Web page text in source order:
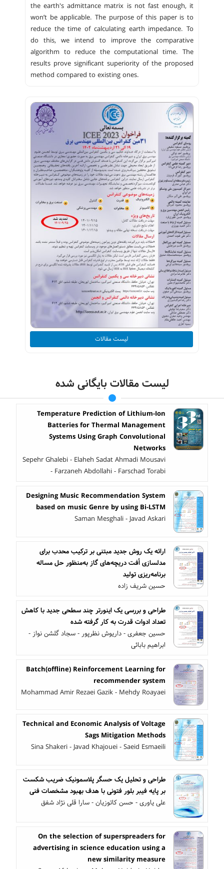
the earth's admittance matrix is ​​not fast enough, it
won’t be applicable. The purpose of this paper is to
reduce the time of calculating earth impedance. To
do this, we intend to improve the comparative
algorithm to reduce the computational time. The
results prove significant superiority of the proposed
method compared to existing ones.
لیست مقالات
لیست مقالات بایگانی شده
Temperature Prediction of Lithium-Ion
Batteries for Thermal Management
Systems Using Graph Convolutional
Networks
Sepehr Ghalebi - Elaheh Sadat Ahmadi Mousavi
- Farzaneh Abdollahi - Farschad Torabi
Designing Music Recommendation System
based on music Genre by using Bi-LSTM
Saman Mesghali - Javad Askari
ارائه یک روش جدید مبتنی بر ترکیب محدب برای
مدلسازی اُفت دریچه‌های گاز به‌منظور حل مساله
برنامه‌ریزی تولید
حسین شریف زاده
طراحی و بررسی یک اینورتر چند سطحی جدید با کاهش
تعداد ادوات قدرت به کار گرفته شده
حسین جعفری - داریوش نظرپور - سجاد گلشن نواز -
ابراهیم بابائی
Batch(offline) Reinforcement Learning for
recommender system
Mohammad Amir Rezaei Gazik - Mehdy Roayaei
Technical and Economic Analysis of Voltage
Sags Mitigation Methods
Sina Shakeri - Javad Khajouei - Saeid Esmaeili
طراحی و تحلیل یک حسگر پلاسمونیک ضریب شکست
بر پایه فیبر بلور فتونی با هدف بهبود مشخصات فنی
علی یاوری - حسن کاتوزیان - سارا قلی نژاد شفق
On the selection of superspreaders for
advertising in science education using a
new similarity measure